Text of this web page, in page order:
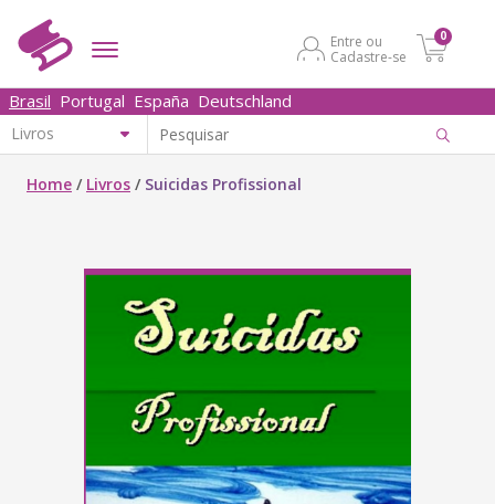
Entre ou
Cadastre-se
0
Brasil Portugal España Deutschland
Home / Livros / Suicidas Profissional